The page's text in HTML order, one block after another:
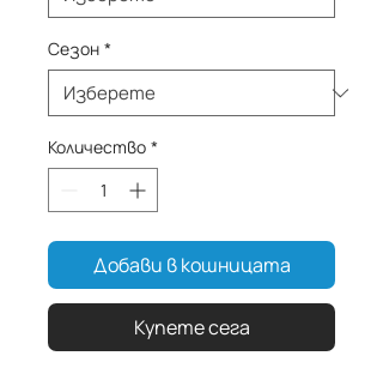
Сезон *
Количество *
Добави в кошницата
Купете сега